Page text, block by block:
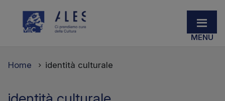
Home identità culturale